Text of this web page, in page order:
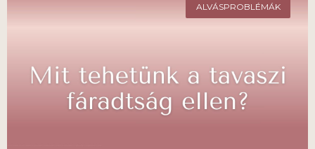
ALVÁSPROBLÉMÁK